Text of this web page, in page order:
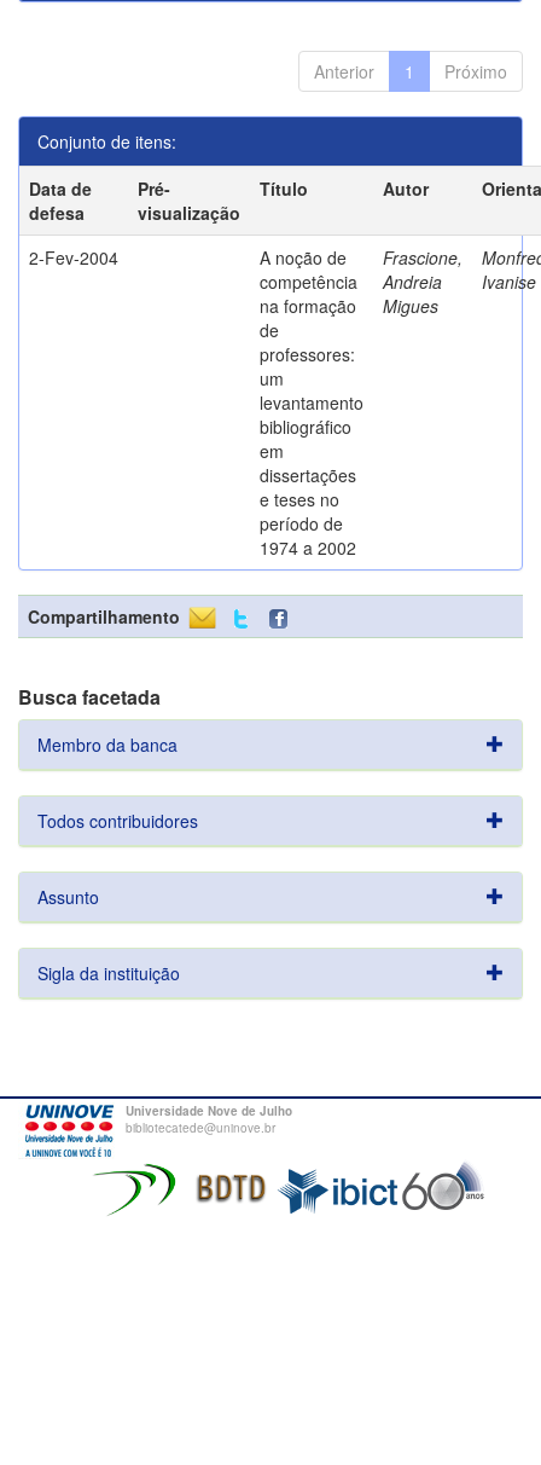
Anterior 1 Próximo
Conjunto de itens:
Data de
defesa
Pré-
visualização
Título Autor
2-Fev-2004
A noção de
competência
na formação
de
professores:
um
levantamento
bibliográfico
em
dissertações
e teses no
período de
1974 a 2002
Frascione,
Andreia
Migues
Ivanise
Compartilhamento
Busca facetada
Membro da banca
Todos contribuidores
Assunto
Sigla da instituição
Universidade Nove de Julho
bibliotecatede@uninove.br